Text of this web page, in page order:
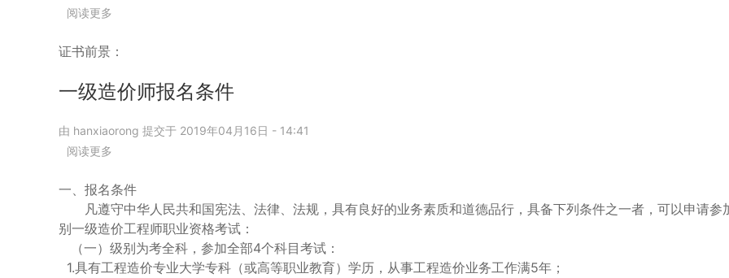
阅读更多
升
加
薪，
受
造
价
工
程
师
证
证书前景：
一级造价师报名条件
由 hanxiaorong 提交于 2019年04月16日 - 14:41
阅读更多
一
级
造
价
师
报
一、报名条件
凡遵守中华人民共和国宪法、法律、法规，具有良好的业务素质和道德品行，具备下列条件之一者，可以申请参
别一级造价工程师职业资格考试：
（一）级别为考全科，参加全部4个科目考试：
1.具有工程造价专业大学专科（或高等职业教育）学历，从事工程造价业务工作满5年；